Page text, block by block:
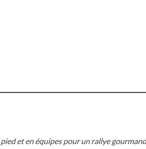
et en équipes pour un rallye